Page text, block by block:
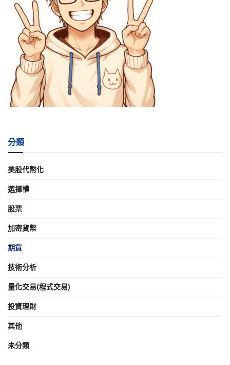
分類
美股代幣化
選擇權
股票
加密貨幣
期貨
技術分析
量化交易(程式交易)
投資理財
其他
未分類